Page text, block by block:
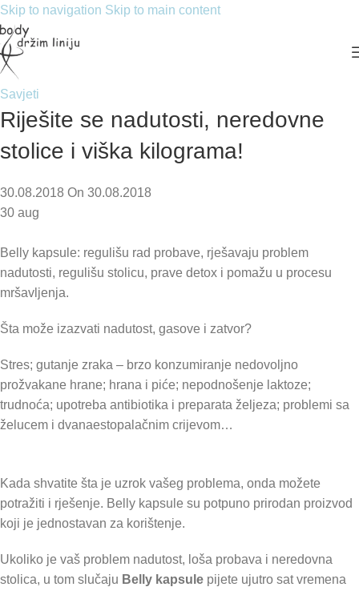
Skip to navigation Skip to main content
Savjeti
Riješite se nadutosti, neredovne
stolice i viška kilograma!
30.08.2018 On 30.08.2018
30 aug
Belly kapsule: regulišu rad probave, rješavaju problem
nadutosti, regulišu stolicu, prave detox i pomažu u procesu
mršavljenja.
Šta može izazvati nadutost, gasove i zatvor?
Stres; gutanje zraka – brzo konzumiranje nedovoljno
prožvakane hrane; hrana i piće; nepodnošenje laktoze;
trudnoća; upotreba antibiotika i preparata željeza; problemi sa
želucem i dvanaestopalačnim crijevom…
Kada shvatite šta je uzrok vašeg problema, onda možete
potražiti i rješenje. Belly kapsule su potpuno prirodan proizvod
koji je jednostavan za korištenje.
Ukoliko je vaš problem nadutost, loša probava i neredovna
stolica, u tom slučaju Belly kapsule pijete ujutro sat vremena